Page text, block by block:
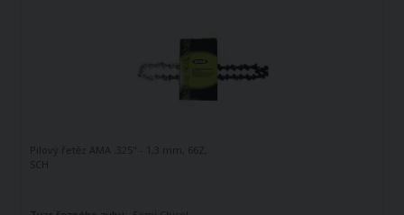
Pilový řetěz AMA .325" - 1,3 mm, 66Z,
SCH